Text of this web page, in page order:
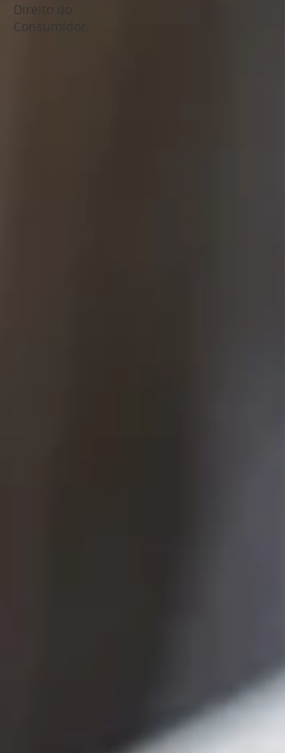
Direito do
Consumidor